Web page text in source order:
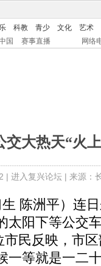
科教 青少 文化
艺术
国 赛事直播 网络
交大热天“火
| 进入复兴论坛| 来源：
陈洲平）连日
太阳下等公交
民反映，市
一等就是一二